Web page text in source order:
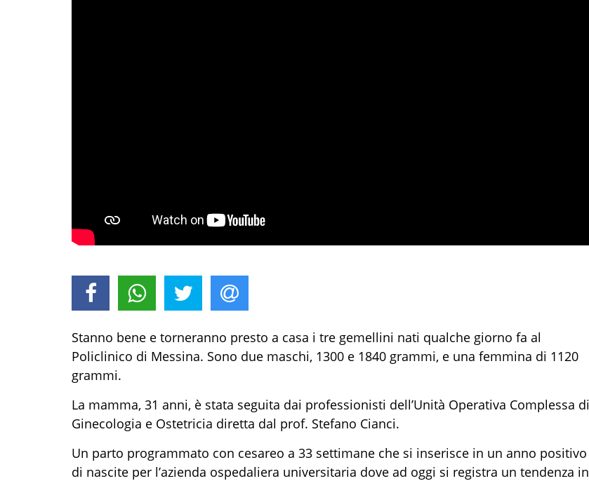
Stanno bene e torneranno presto a casa i tre gemellini nati qualche giorno fa al
Policlinico di Messina. Sono due maschi, 1300 e 1840 grammi, e una femmina di 1120
grammi.
La mamma, 31 anni, è stata seguita dai professionisti dell’Unità Operativa Complessa di
Ginecologia e Ostetricia diretta dal prof. Stefano Cianci.
Un parto programmato con cesareo a 33 settimane che si inserisce in un anno positivo
di nascite per l’azienda ospedaliera universitaria dove ad oggi si registra un tendenza in